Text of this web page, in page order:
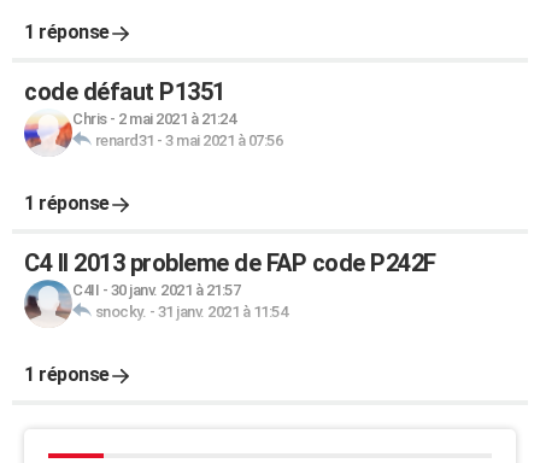
1 réponse
code défaut P1351
Chris- 2 mai 2021 à 21:24
renard31 - 3 mai 2021 à 07:56
1 réponse
C4 II 2013 probleme de FAP code P242F
C4II - 30 janv. 2021 à 21:57
snocky. - 31 janv. 2021 à 11:54
1 réponse